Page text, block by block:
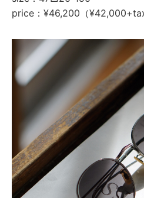
price：¥46,200（¥42,000+tax